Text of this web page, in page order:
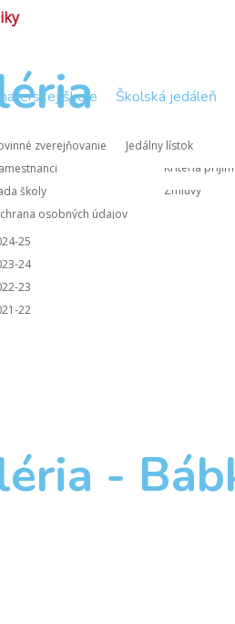
škole
zverejňovanie
Zápisnice
Zápisnice z
Zmluvy
školy
osobných údajov
pre rodičov
Nástup do
Kritériá
Školská jedáleň
Jedálny lístok
25
24
23
22
Kontakt
-